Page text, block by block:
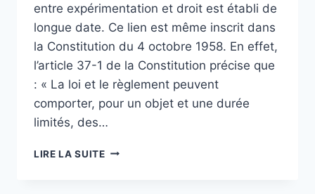
entre expérimentation et droit est établi de
longue date. Ce lien est même inscrit dans
la Constitution du 4 octobre 1958. En effet,
l’article 37-1 de la Constitution précise que
: « La loi et le règlement peuvent
comporter, pour un objet et une durée
limités, des…
LIRE LA SUITEDÉMONSTRATEURS